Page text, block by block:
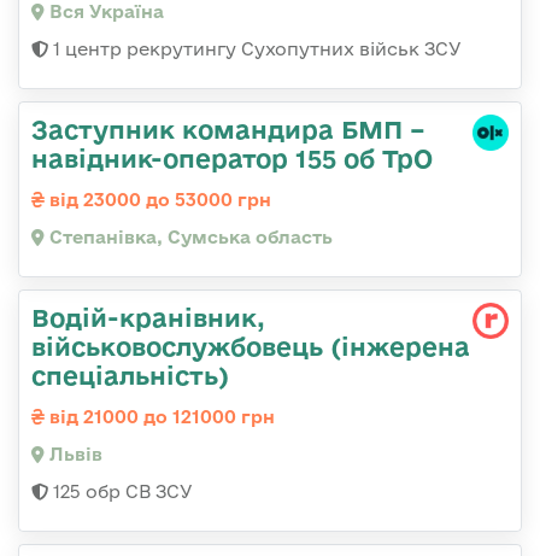
Вся Україна
1 центр рекрутингу Сухопутних військ ЗСУ
Заступник командира БМП –
навідник-оператор 155 об ТрО
від 23000 до 53000 грн
Степанівка, Сумська область
Водій-кранівник,
військовослужбовець (інжерена
спеціальність)
від 21000 до 121000 грн
Львів
125 обр СВ ЗСУ